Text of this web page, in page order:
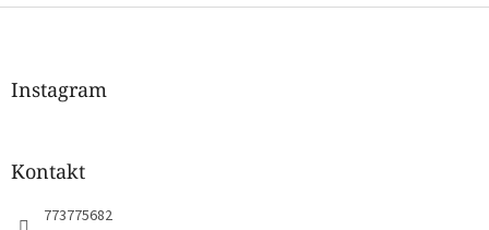
Z
Instagram
Kontakt
773775682